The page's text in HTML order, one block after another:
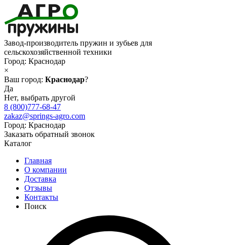
Завод-производитель пружин и зубьев для
сельскохозяйственной техники
Город: Краснодар
×
Ваш город: Краснодар?
Да
Нет, выбрать другой
8 (800)777-68-47
zakaz@springs-agro.com
Город: Краснодар
Заказать обратный звонок
Каталог
Главная
О компании
Доставка
Отзывы
Контакты
Поиск